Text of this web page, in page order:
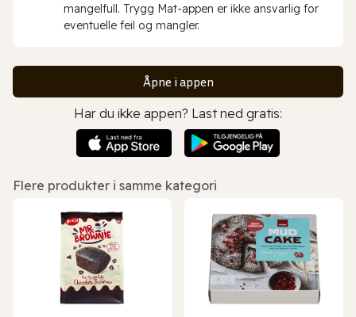
mangelfull. Trygg Mat-appen er ikke ansvarlig for
eventuelle feil og mangler.
Åpne i appen
Har du ikke appen? Last ned gratis:
Flere produkter i samme kategori